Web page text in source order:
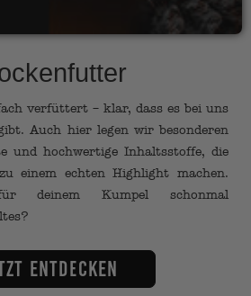
verfüttert – klar, dass es bei uns
Auch hier legen wir besonderen
und hochwertige Inhaltsstoffe, die
einem echten Highlight machen.
deinem Kumpel schonmal
entdecken